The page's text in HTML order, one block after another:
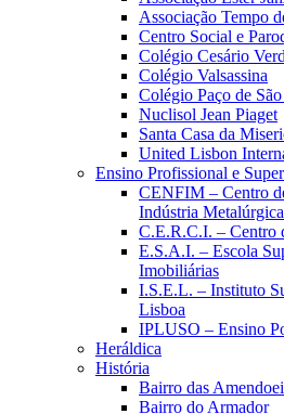
Associação Tempo
Centro Social e
Colégio Cesário
Colégio Valsassina
Colégio Paço de
Nuclisol Jean Piaget
Santa Casa da
United Lisbon
Ensino Profissional e
CENFIM – Centro
Indústria
C.E.R.C.I. – Centro
E.S.A.I. – Escola
Imobiliárias
I.S.E.L. – Instituto
Lisboa
IPLUSO – Ensino
Heráldica
História
Bairro das
Bairro do Armador